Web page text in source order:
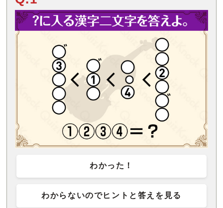
わかった！
わからないのでヒントと答えを見る